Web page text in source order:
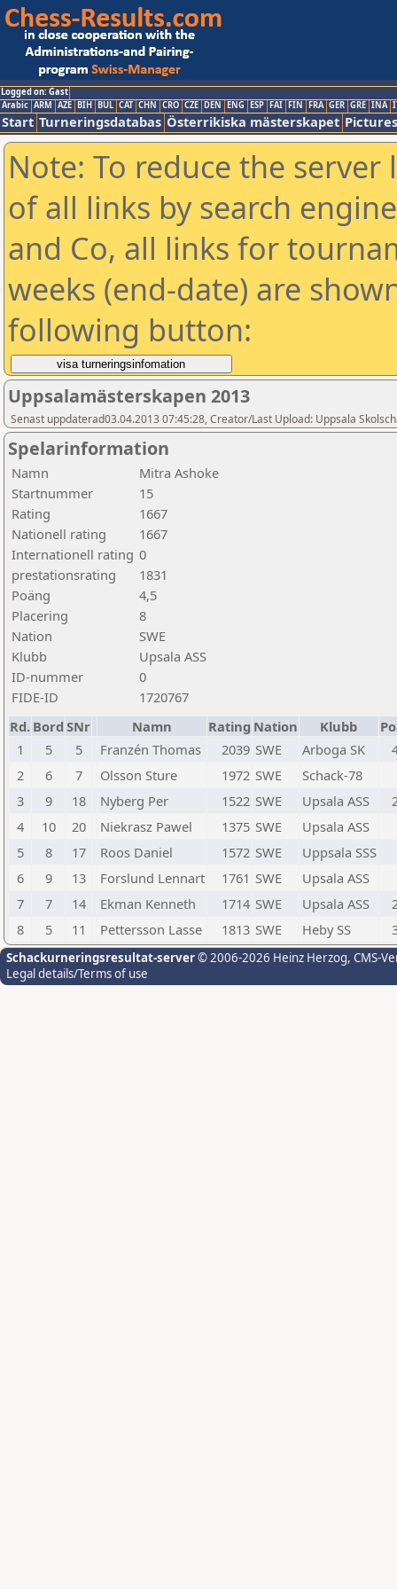
Logged on: Gast
Arabic ARM AZE BIH BUL CAT CHN CRO CZE DEN ENG ESP FAI FIN FRA GER GRE INA
Start Turneringsdatabas Österrikiska mästerskapet Pictures
Note: To reduce the
of all links by search
and Co, all links for
weeks (end-date) are
following button:
Uppsalamästerskapen 2013
Senast uppdaterad03.04.2013 07:45:28, Creator/Last Upload: Uppsala
Spelarinformation
Namn
Mitra Ashoke
Startnummer
15
Rating
1667
Nationell rating
1667
Internationell rating 0
prestationsrating
1831
Poäng
4,5
Placering
8
Nation
SWE
Klubb
Upsala ASS
ID-nummer
0
FIDE-ID
1720767
Rd. Bord SNr Namn Rating Nation Klubb
1
5 5 Franzén Thomas 2039 SWE Arboga SK
2
6 7 Olsson Sture 1972 SWE
Schack-78
3
9 18 Nyberg Per 1522 SWE Upsala ASS
4
10 20 Niekrasz Pawel 1375 SWE
Upsala ASS
5
8 17 Roos Daniel 1572 SWE
Uppsala SSS
6
9 13 Forslund Lennart 1761 SWE
Upsala ASS
7
7 14 Ekman Kenneth 1714 SWE Upsala ASS
8
5 11 Pettersson Lasse 1813 SWE Heby SS
Schackurneringsresultat-server© 2006-2026 Heinz Herzog, CMS-
Legal details/Terms of use